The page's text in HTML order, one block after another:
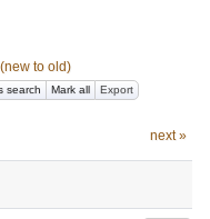
to old)
search Mark all Export
next »